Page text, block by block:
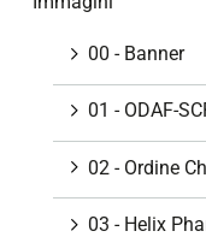
00 - Banner
01 - ODAF-
02 - Ordine
03 - Helix